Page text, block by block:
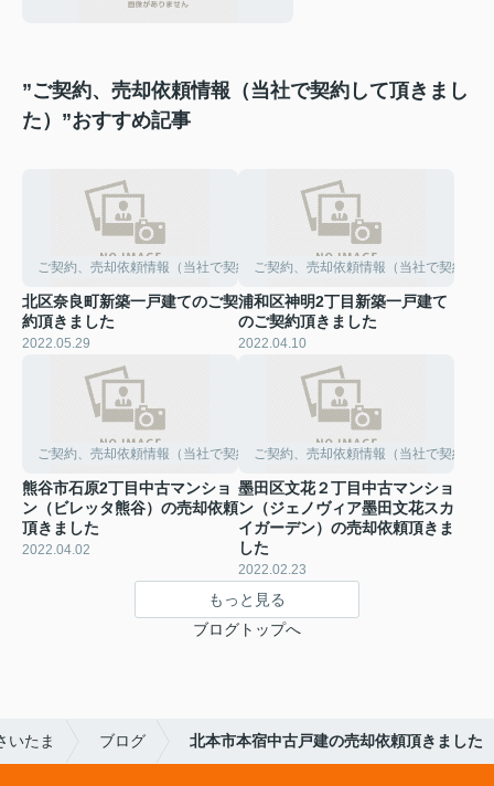
”ご契約、売却依頼情報（当社で契約して頂きまし
た）”おすすめ記事
ご契約、売却依頼情報（当社で契約して頂きました）
北区奈良町新築一戸建てのご契
約頂きました
2022.05.29
ご契約、売却依頼情報（当社で契約し
浦和区神明2丁目新築一戸建て
のご契約頂きました
2022.04.10
ご契約、売却依頼情報（当社で契約して頂きました）
熊谷市石原2丁目中古マンショ
ン（ビレッタ熊谷）の売却依頼
頂きました
2022.04.02
ご契約、売却依頼情報（当社で契約し
墨田区文花２丁目中古マンショ
ン（ジェノヴィア墨田文花スカ
イガーデン）の売却依頼頂きま
した
2022.02.23
もっと見る
ブログトップへ
いたま ブログ 北本市本宿中古戸建の売却依頼頂きました